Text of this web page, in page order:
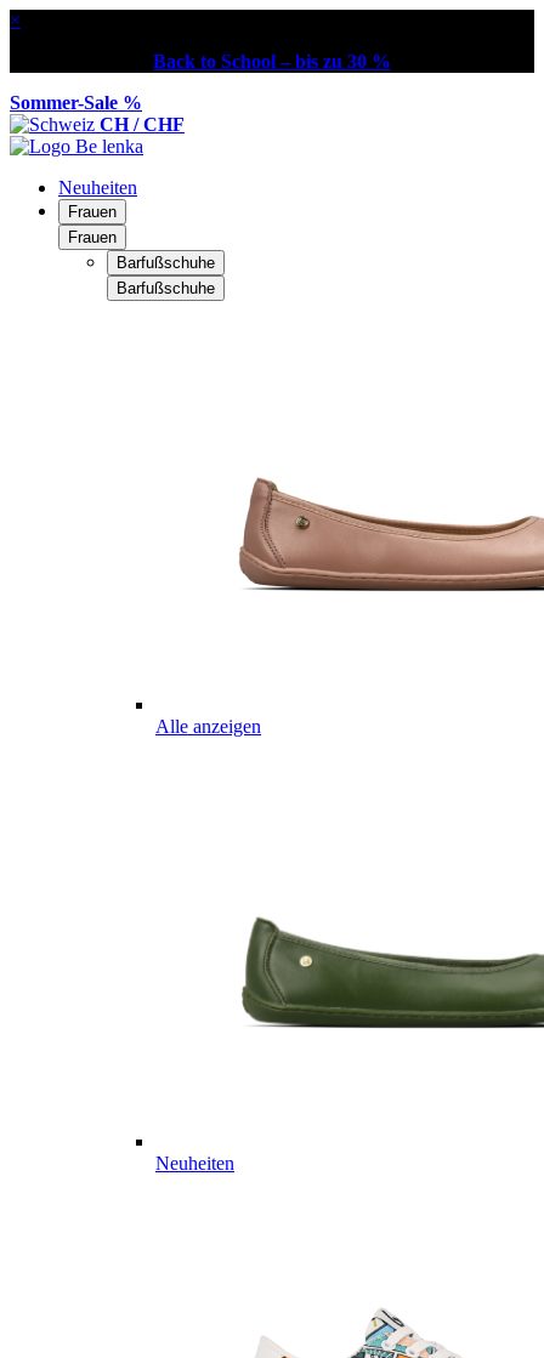
×
Back to School – bis zu 30 %
Sommer-Sale %
CH / CHF
Neuheiten
Frauen
Frauen
Barfußschuhe
Barfußschuhe
Alle anzeigen
Neuheiten